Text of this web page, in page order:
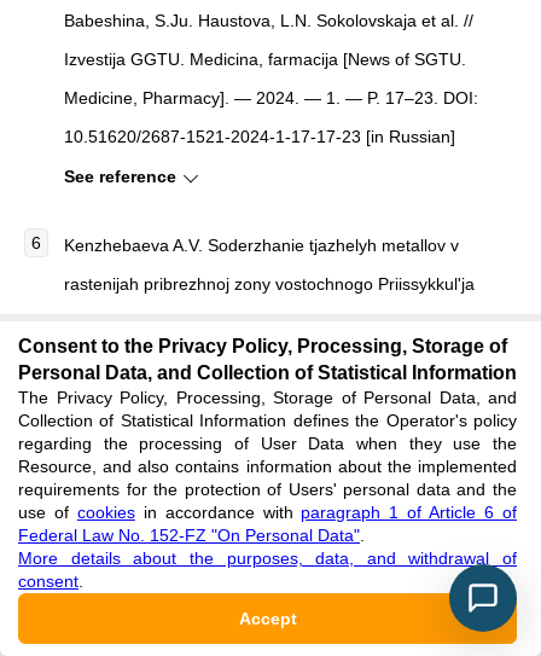
Babeshina, S.Ju. Haustova, L.N. Sokolovskaja et al. //
Izvestija GGTU. Medicina, farmacija [News of SGTU.
Medicine, Pharmacy]. — 2024. — 1. — P. 17–23. DOI:
10.51620/2687-1521-2024-1-17-17-23 [in Russian]
See reference
Kenzhebaeva A.V. Soderzhanie tjazhelyh metallov v
rastenijah pribrezhnoj zony vostochnogo Priissykkul'ja
the eastern Issyk-Kul region] / A.V. Kenzhebaeva //
Mezhdunarodnyj zhurnal prikladnyh i fundamental'nyh
issledovanij [International Journal of Applied and Basic
Research]. — 2019. — 1. — P. 115–119. [in Russian]
See reference
Lezhnina M.G. Zakonomernosti v raspredelenii himicheskih
elementov v list'jah berezy [Patterns in the distribution of
Consent to the Privacy Policy, Processing, Storage of
Personal Data, and Collection of Statistical Information
The Privacy Policy, Processing, Storage of Personal Data, and
Collection of Statistical Information defines the Operator's policy
regarding the processing of User Data when they use the
Resource, and also contains information about the implemented
requirements for the protection of Users' personal data and the
use of cookiesin accordance with paragraph 1 of Article 6 of
Federal Law No. 152-FZ "On Personal Data"
More details about the purposes, data, and withdrawal of
consent
Accept